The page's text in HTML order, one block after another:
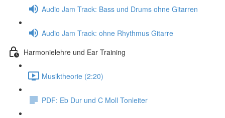
Audio Jam Track: Bass und Drums ohne Gitarren
Audio Jam Track: ohne Rhythmus Gitarre
Harmonielehre und Ear Training
Musiktheorie (2:20)
PDF: Eb Dur und C Moll Tonleiter